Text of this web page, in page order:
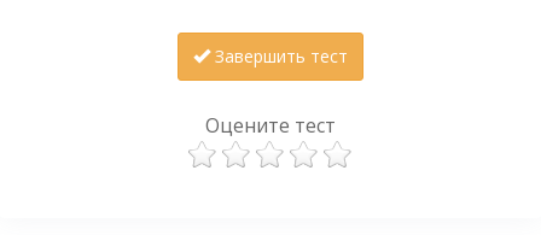
Завершить тест
Оцените тест